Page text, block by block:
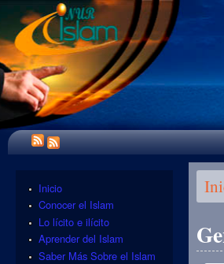
Se
Inicio
Conocer el Islam
Lo lícito e ilícito
Aprender del Islam
Saber Más Sobre el Islam